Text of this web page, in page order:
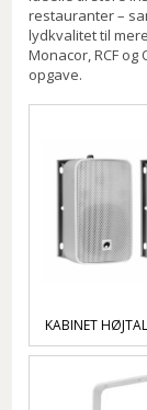
restauranter –
lydkvalitet til
Monacor, RCF
opgave.
KABINET